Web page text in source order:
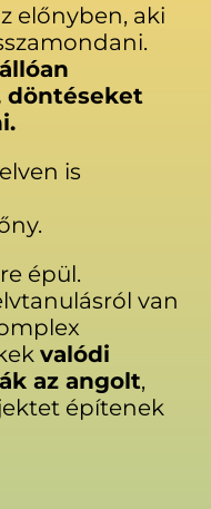
előnyben, aki
döntéseket
is
épül.
van
valódi
az angolt,
építenek